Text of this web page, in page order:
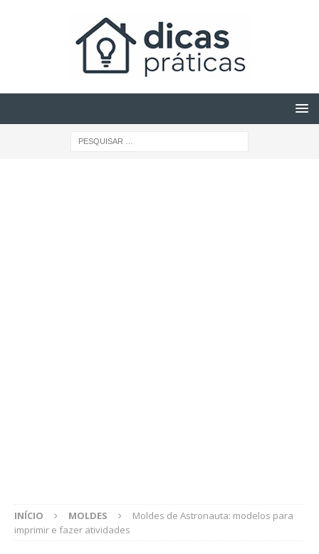
INÍCIO MOLDES
Moldes de Astronauta: modelos para
imprimir e fazer atividades